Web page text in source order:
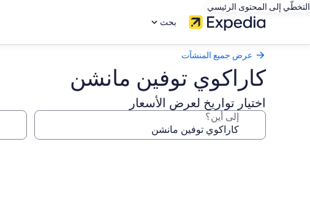
التخطّي إلى المحتوى الرئيسي
بحث
عرض جميع المنشآت
كاراكوي توفين مانشن
اختيار تواريخ لعرض الأسعار
إلى أين؟